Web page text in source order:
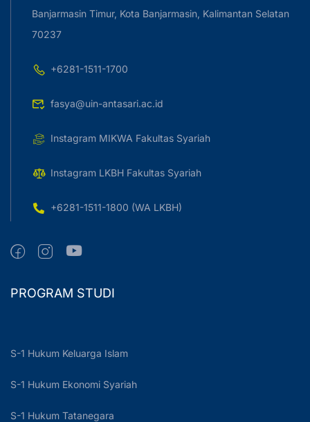
Banjarmasin Timur, Kota Banjarmasin, Kalimantan Selatan
70237
+6281-1511-1700
fasya@uin-antasari.ac.id
Instagram MIKWA Fakultas Syariah
Instagram LKBH Fakultas Syariah
+6281-1511-1800 (WA LKBH)
PROGRAM STUDI
S-1 Hukum Keluarga Islam
S-1 Hukum Ekonomi Syariah
S-1 Hukum Tatanegara